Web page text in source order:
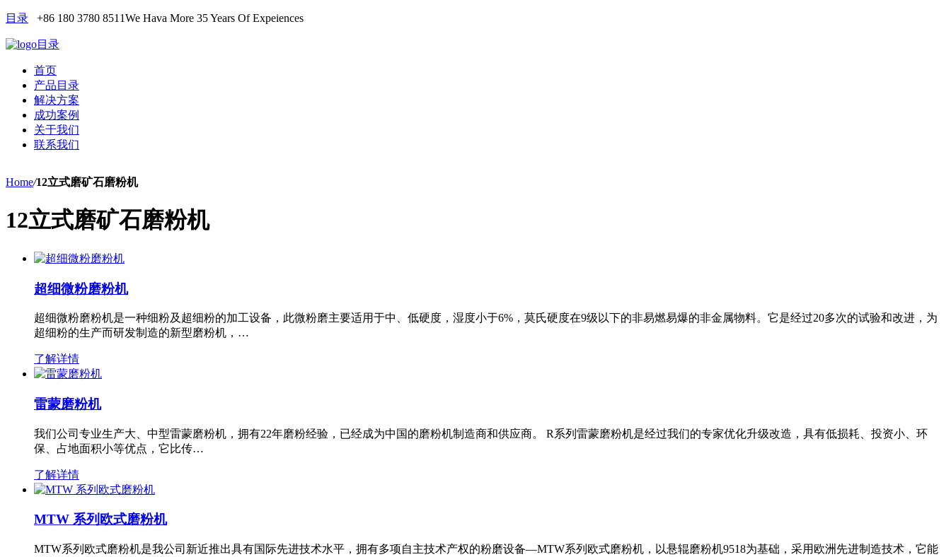
目录 +86 180 3780 8511We Hava More 35 Years Of Expeiences
目录
首页
产品目录
解决方案
成功案例
关于我们
联系我们
Home/12立式磨矿石磨粉机
12立式磨矿石磨粉机
超细微粉磨粉机
超细微粉磨粉机是一种细粉及超细粉的加工设备，此微粉磨主要适用于中、低硬度，湿度小于6%，莫氏硬度在9级以下的非易燃易爆的非金属物料。它是经过20多次的试验和改进，为
超细粉的生产而研发制造的新型磨粉机，…
了解详情
雷蒙磨粉机
我们公司专业生产大、中型雷蒙磨粉机，拥有22年磨粉经验，已经成为中国的磨粉机制造商和供应商。 R系列雷蒙磨粉机是经过我们的专家优化升级改造，具有低损耗、投资小、环
保、占地面积小等优点，它比传…
了解详情
MTW 系列欧式磨粉机
MTW系列欧式磨粉机是我公司新近推出具有国际先进技术水平，拥有多项自主技术产权的粉磨设备—MTW系列欧式磨粉机，以悬辊磨粉机9518为基础，采用欧洲先进制造技术，它能